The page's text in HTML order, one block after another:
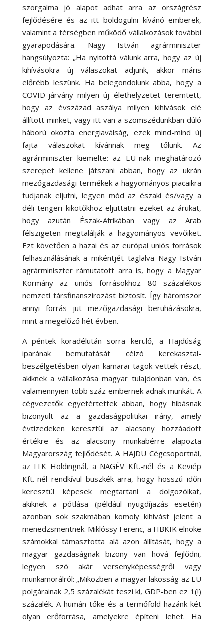
szorgalma jó alapot adhat arra az országrész
fejlődésére és az itt boldogulni kívánó emberek,
valamint a térségben működő vállalkozások további
gyarapodására. Nagy István agrárminiszter
hangsúlyozta: „Ha nyitottá válunk arra, hogy az új
kihívásokra új válaszokat adjunk, akkor máris
előrébb leszünk. Ha belegondolunk abba, hogy a
COVID-járvány milyen új élethelyzetet teremtett,
hogy az évszázad aszálya milyen kihívások elé
állított minket, vagy itt van a szomszédunkban dúló
háború okozta energiaválság, ezek mind-mind új
fajta válaszokat kívánnak meg tőlünk. Az
agrárminiszter kiemelte: az EU-nak meghatározó
szerepet kellene játszani abban, hogy az ukrán
mezőgazdasági termékek a hagyományos piacaikra
tudjanak eljutni, legyen mód az északi és/vagy a
déli tengeri kikötőkhöz eljuttatni ezeket az árukat,
hogy azután Észak-Afrikában vagy az Arab
félszigeten megtalálják a hagyományos vevőiket.
Ezt követően a hazai és az európai uniós források
felhasználásának a mikéntjét taglalva Nagy István
agrárminiszter rámutatott arra is, hogy a Magyar
Kormány az uniós forrásokhoz 80 százalékos
nemzeti társfinanszírozást biztosít. Így háromszor
annyi forrás jut mezőgazdasági beruházásokra,
mint a megelőző hét évben.
A péntek koradélután sorra kerülő, a Hajdúság
iparának bemutatását célzó kerekasztal-
beszélgetésben olyan kamarai tagok vettek részt,
akiknek a vállalkozása magyar tulajdonban van, és
valamennyien több száz embernek adnak munkát. A
cégvezetők egyetértettek abban, hogy hibásnak
bizonyult az a gazdaságpolitikai irány, amely
évtizedeken keresztül az alacsony hozzáadott
értékre és az alacsony munkabérre alapozta
Magyarország fejlődését. A HAJDU Cégcsoportnál,
az ITK Holdingnál, a NAGÉV Kft.-nél és a Keviép
Kft.-nél rendkívül büszkék arra, hogy hosszú időn
keresztül képesek megtartani a dolgozóikat,
akiknek a pótlása (például nyugdíjazás esetén)
azonban sok szakmában komoly kihívást jelent a
menedzsmentnek. Miklóssy Ferenc, a HBKIK elnöke
számokkal támasztotta alá azon állítását, hogy a
magyar gazdaságnak bizony van hová fejlődni,
legyen szó akár versenyképességről vagy
munkamorálról: „Miközben a magyar lakosság az EU
polgárainak 2,5 százalékát teszi ki, GDP-ben ez 1(!)
százalék. A humán tőke és a termőföld hazánk két
olyan erőforrása, amelyekre építeni lehet. Ha